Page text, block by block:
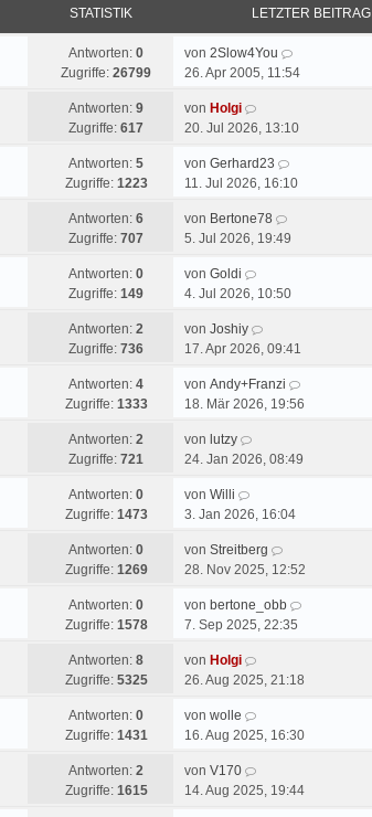
STATISTIK LETZTER BEITRAG
Antworten: 0
Zugriffe: 26799
von 2Slow4You
26. Apr 2005, 11:54
Antworten: 9
Zugriffe: 617
von Holgi
20. Jul 2026, 13:10
Antworten: 5
Zugriffe: 1223
von Gerhard23
11. Jul 2026, 16:10
Antworten: 6
Zugriffe: 707
von Bertone78
5. Jul 2026, 19:49
Antworten: 0
Zugriffe: 149
von Goldi
4. Jul 2026, 10:50
Antworten: 2
Zugriffe: 736
von Joshiy
17. Apr 2026, 09:41
Antworten: 4
Zugriffe: 1333
von Andy+Franzi
18. Mär 2026, 19:56
Antworten: 2
Zugriffe: 721
von lutzy
24. Jan 2026, 08:49
Antworten: 0
Zugriffe: 1473
von Willi
3. Jan 2026, 16:04
Antworten: 0
Zugriffe: 1269
von Streitberg
28. Nov 2025, 12:52
Antworten: 0
Zugriffe: 1578
von bertone_obb
7. Sep 2025, 22:35
Antworten: 8
Zugriffe: 5325
von Holgi
26. Aug 2025, 21:18
Antworten: 0
Zugriffe: 1431
von wolle
16. Aug 2025, 16:30
Antworten: 2
Zugriffe: 1615
von V170
14. Aug 2025, 19:44